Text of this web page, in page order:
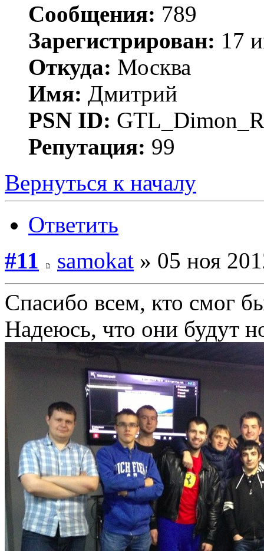
Сообщения: 789
Зарегистрирован: 17
Откуда: Москва
Имя: Дмитрий
PSN ID:
Репутация: 99
Вернуться к началу
Ответить
#11
samokat » 05 ноя
Спасибо всем, кто смог
Надеюсь, что они будут